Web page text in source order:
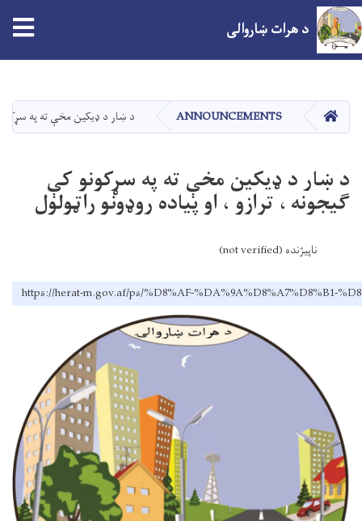
دانګل
د هرات ښاروالی
کور ANNOUNCEMENTS د ښار د ډیکین مخې ته په سړکونو
د ښار د ډیکین مخې ته په سړکونو کې
ګیجونه ، ترازو ، او پیاده روډونو راټولول
ناپیژنده (not verified)
https://herat-m.gov.af/ps/%D8%AF-%DA%9A%D8%A7%D8%B1-